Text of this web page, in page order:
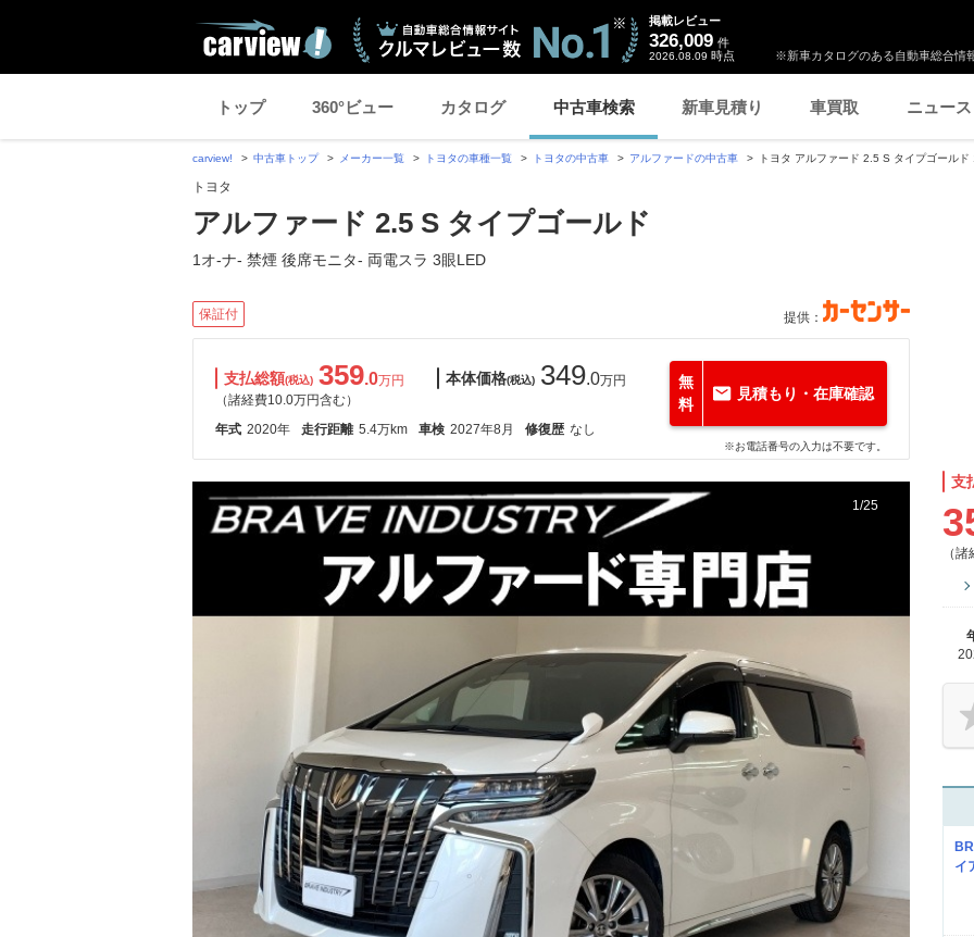
※新車カタログのある自動車総合情
掲載レビュー
326,009 件
2026.08.09 時点
トップ 360°ビュー カタログ 中古車検索 新車見積り 車買取 ニュース
carview! 中古車トップ メーカー一覧 トヨタの車種一覧 トヨタの中古車 アルファードの中古車 トヨタ アルファード 2.5 S タイプゴール
トヨタ
アルファード 2.5 S タイプゴールド
1オ-ナ- 禁煙 後席モニタ- 両電スラ 3眼LED
保証付 提供：
支払総額(税込) 359.0万円
（諸経費10.0万円含む）
本体価格(税込) 349.0万円
年式 2020年 走行距離 5.4万km 車検 2027年8月 修復歴 なし
無
料
見積もり・在庫確認
※お電話番号の入力は不要です。
1/25
支
（
イ